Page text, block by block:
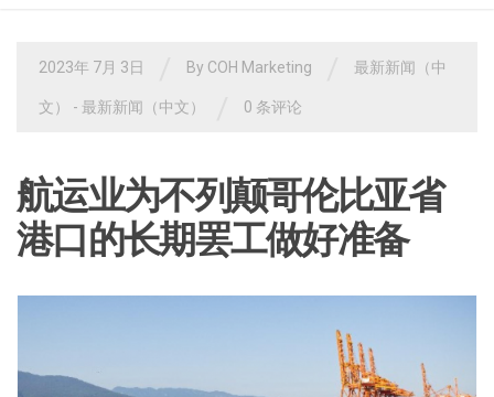
2023年 7月 3日 By COH Marketing 最新新闻（中
文） - 最新新闻（中文） 0 条评论
航运业为不列颠哥伦比亚省
港口的长期罢工做好准备